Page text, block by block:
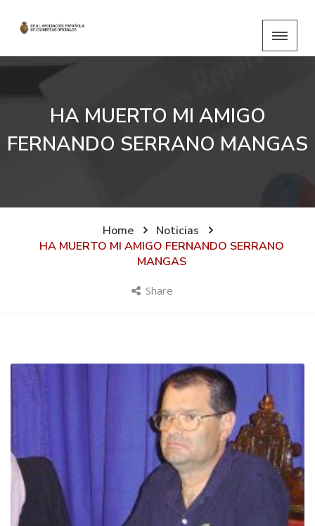
HA MUERTO MI AMIGO
FERNANDO SERRANO MANGAS
Home
Noticias
HA MUERTO MI AMIGO FERNANDO SERRANO
MANGAS
Share